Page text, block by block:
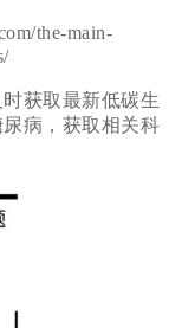
the-main-
获取最新低碳生
病，获取相关科